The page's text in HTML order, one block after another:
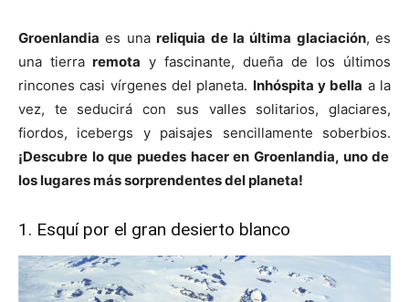
Groenlandia es unareliquia de la última glaciación, es
una tierra remota y fascinante, dueña de los últimos
rincones casi vírgenes del planeta. Inhóspita y bella a la
vez, te seducirá con sus valles solitarios, glaciares,
fiordos, icebergs y paisajes sencillamente soberbios.
¡Descubre lo que puedes hacer en Groenlandia, uno de
los lugares más sorprendentes del planeta!
1. Esquí por el gran desierto blanco